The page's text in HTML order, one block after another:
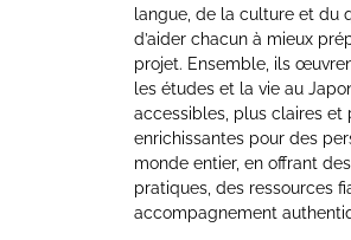
langue, de la culture et du
d’aider chacun à mieux
projet. Ensemble, ils
les études et la vie au
accessibles, plus claires et
enrichissantes pour des
monde entier, en offrant
pratiques, des ressources
accompagnement